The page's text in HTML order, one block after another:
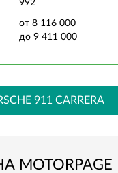
992
от 8 116 000
до 9 411 000
911 CARRERA